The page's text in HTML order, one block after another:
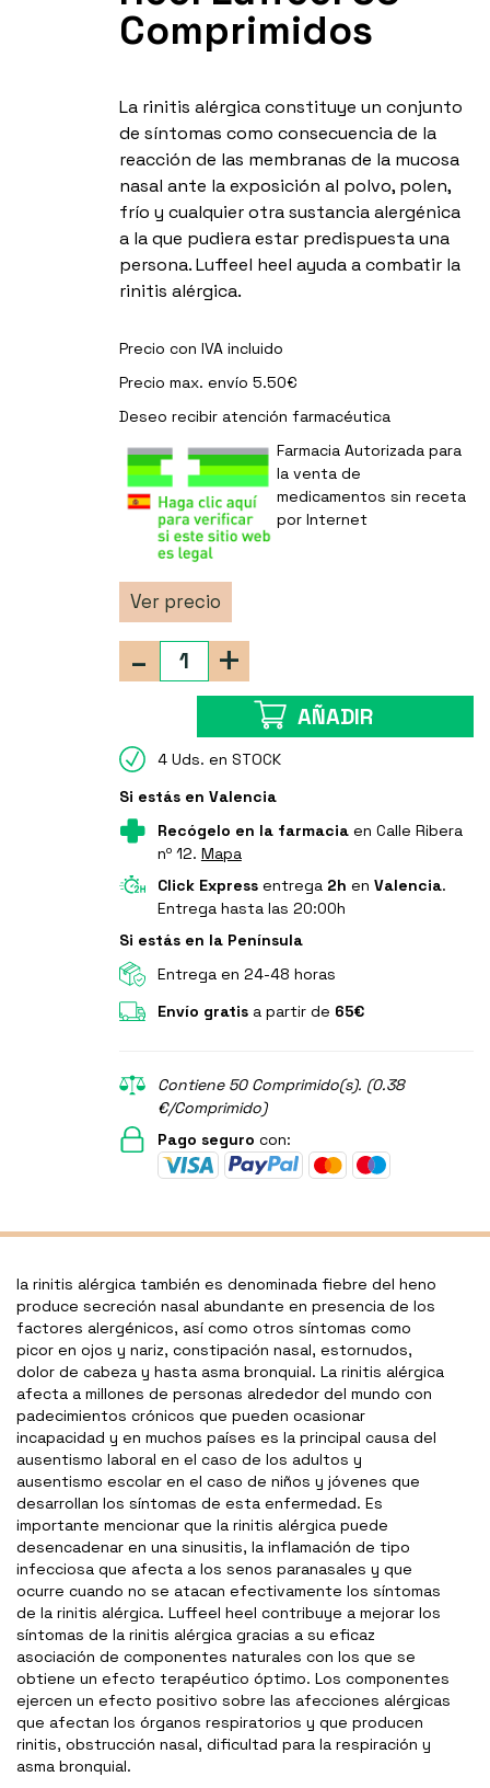
Comprimidos
La rinitis alérgica constituye un conjunto
de síntomas como consecuencia de la
reacción de las membranas de la mucosa
nasal ante la exposición al polvo, polen,
frío y cualquier otra sustancia alergénica
a la que pudiera estar predispuesta una
persona. Luffeel heel ayuda a combatir la
rinitis alérgica.
Precio con IVA incluido
Precio max. envío 5.50€
Deseo recibir atención farmacéutica
Farmacia Autorizada para
la venta de
medicamentos sin receta
por Internet
Ver precio
+
-
AÑADIR
4 Uds. en STOCK
Si estás en Valencia
Recógelo en la farmaciaen Calle Ribera
nº 12. Mapa
Click Expressentrega 2h en Valencia.
Entrega hasta las 20:00h
Si estás en la Península
Entrega en 24-48 horas
Envío gratisa partir de 65€
Contiene 50 Comprimido(s). (0.38
€/Comprimido)
Pago seguro con:
la rinitis alérgica también es denominada fiebre del heno
produce secreción nasal abundante en presencia de los
factores alergénicos, así como otros síntomas como
picor en ojos y nariz, constipación nasal, estornudos,
dolor de cabeza y hasta asma bronquial. La rinitis alérgica
afecta a millones de personas alrededor del mundo con
padecimientos crónicos que pueden ocasionar
incapacidad y en muchos países es la principal causa del
ausentismo laboral en el caso de los adultos y
ausentismo escolar en el caso de niños y jóvenes que
desarrollan los síntomas de esta enfermedad. Es
importante mencionar que la rinitis alérgica puede
desencadenar en una sinusitis, la inflamación de tipo
infecciosa que afecta a los senos paranasales y que
ocurre cuando no se atacan efectivamente los síntomas
de la rinitis alérgica. Luffeel heel contribuye a mejorar los
síntomas de la rinitis alérgica gracias a su eficaz
asociación de componentes naturales con los que se
obtiene un efecto terapéutico óptimo. Los componentes
ejercen un efecto positivo sobre las afecciones alérgicas
que afectan los órganos respiratorios y que producen
rinitis, obstrucción nasal, dificultad para la respiración y
asma bronquial.